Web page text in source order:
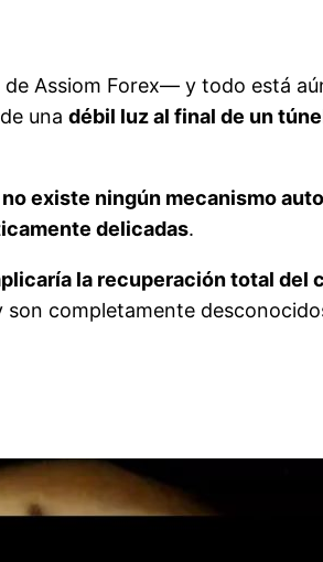
de Assiom Forex— y todo está
una débil luz al final de un
no existe ningún mecanismo
delicadas.
la recuperación total del
completamente